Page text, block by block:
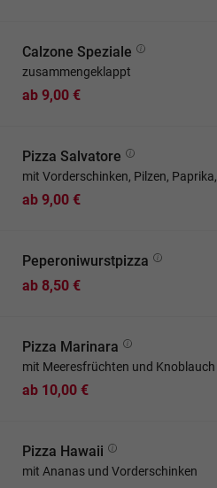
Calzone Speziale
zusammengeklappt
ab 9,00 €
Pizza Salvatore
mit Vorderschinken, Pilzen,
ab 9,00 €
Peperoniwurstpizza
ab 8,50 €
Pizza Marinara
mit Meeresfrüchten und Knoblauch
ab 10,00 €
Pizza Hawaii
mit Ananas und Vorderschinken